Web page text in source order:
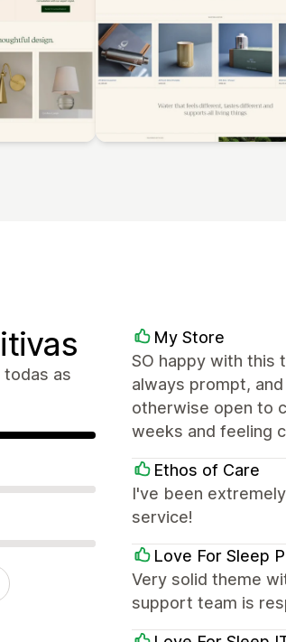
todas as
My Store
SO happy with this
always prompt,
otherwise open to
weeks and feeling
Ethos of Care
I've been
service!
Love For Sleep
Very solid theme
support team is